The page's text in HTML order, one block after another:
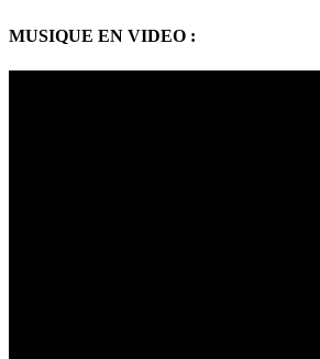
MUSIQUE EN VIDEO :